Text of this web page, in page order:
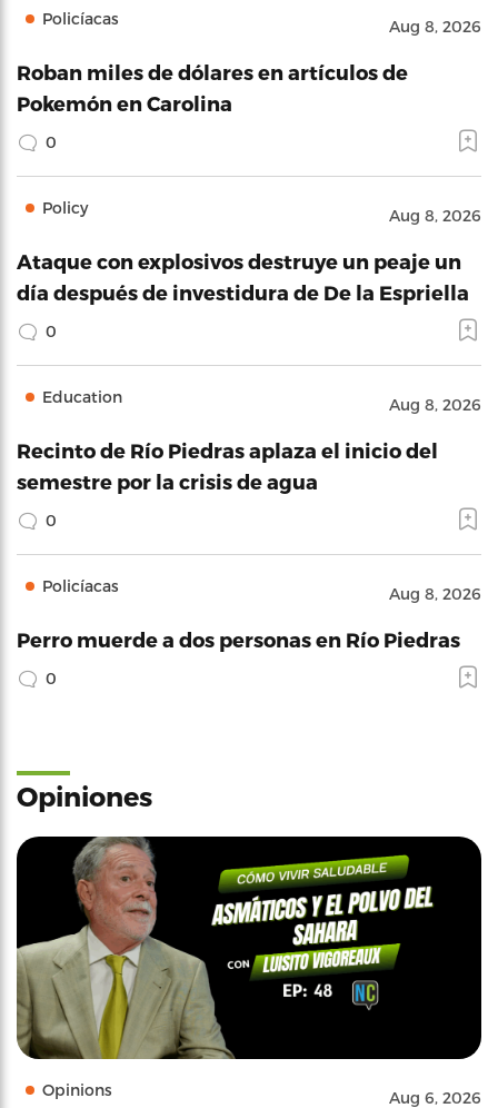
Policíacas Aug 8, 2026
Roban miles de dólares en artículos de
Pokemón en Carolina
0
Policy Aug 8, 2026
Ataque con explosivos destruye un peaje un
día después de investidura de De la Espriella
0
Education Aug 8, 2026
Recinto de Río Piedras aplaza el inicio del
semestre por la crisis de agua
0
Policíacas Aug 8, 2026
Perro muerde a dos personas en Río Piedras
0
Opiniones
Opinions Aug 6, 2026